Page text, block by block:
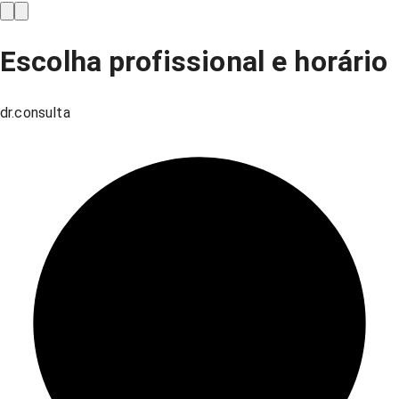
Escolha profissional e horário
dr.consulta